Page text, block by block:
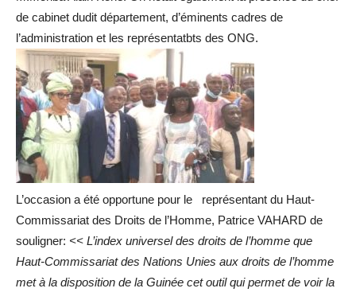
de cabinet dudit département, d’éminents cadres de
l’administration et les représentatbts des ONG.
L’occasion a été opportune pour le représentant du Haut-
Commissariat des Droits de l’Homme, Patrice VAHARD de
souligner: << L’index universel des droits de l’homme que
Haut-Commissariat des Nations Unies aux droits de l’homme
met à la disposition de la Guinée cet outil qui permet de voir la